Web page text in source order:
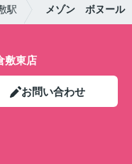
駅 メゾン ボヌール
敷東店
お問い合わせ